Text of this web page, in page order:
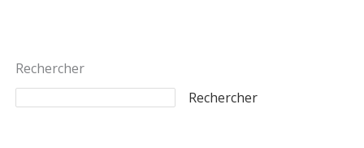
Rechercher
Rechercher